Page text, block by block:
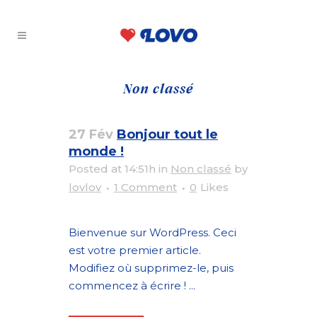
Non classé
27 Fév Bonjour tout le
monde !
Posted at 14:51h in Non classé by
lovlov
1 Comment 0 Likes
Bienvenue sur WordPress. Ceci
est votre premier article.
Modifiez où supprimez-le, puis
commencez à écrire ! ...